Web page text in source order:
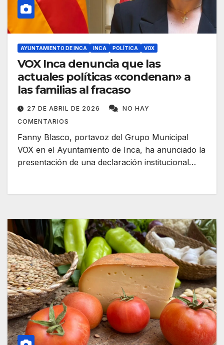
AYUNTAMIENTO DE INCA INCA POLÍTICA VOX
VOX Inca denuncia que las
actuales políticas «condenan» a
las familias al fracaso
27 DE ABRIL DE 2026
NO HAY
COMENTARIOS
Fanny Blasco, portavoz del Grupo Municipal
VOX en el Ayuntamiento de Inca, ha anunciado la
presentación de una declaración institucional…